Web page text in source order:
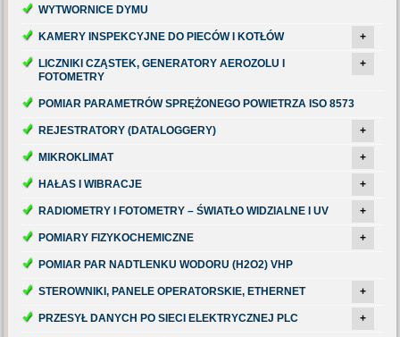
WYTWORNICE DYMU
KAMERY INSPEKCYJNE DO PIECÓW I KOTŁÓW +
LICZNIKI CZĄSTEK, GENERATORY AEROZOLU I
FOTOMETRY
+
POMIAR PARAMETRÓW SPRĘŻONEGO POWIETRZA ISO 8573
REJESTRATORY (DATALOGGERY) +
MIKROKLIMAT +
HAŁAS I WIBRACJE +
RADIOMETRY I FOTOMETRY – ŚWIATŁO WIDZIALNE I UV +
POMIARY FIZYKOCHEMICZNE +
POMIAR PAR NADTLENKU WODORU (H2O2) VHP
STEROWNIKI, PANELE OPERATORSKIE, ETHERNET +
PRZESYŁ DANYCH PO SIECI ELEKTRYCZNEJ PLC +